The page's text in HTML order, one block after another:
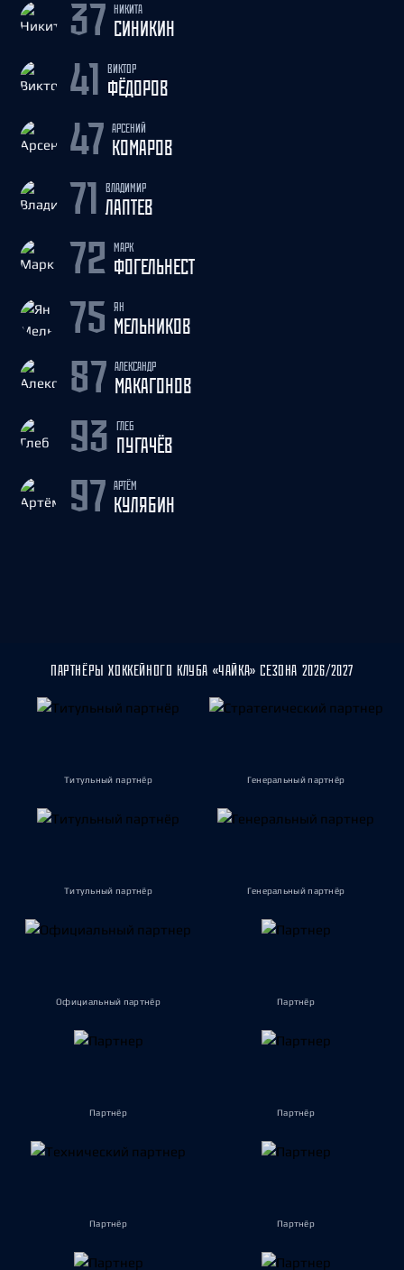
37 НИКИТА
СИНИКИН
41 ВИКТОР
ФЁДОРОВ
47 АРСЕНИЙ
КОМАРОВ
71 ВЛАДИМИР
ЛАПТЕВ
72 МАРК
ФОГЕЛЬНЕСТ
75 ЯН
МЕЛЬНИКОВ
87 АЛЕКСАНДР
МАКАГОНОВ
93 ГЛЕБ
ПУГАЧЁВ
97 АРТЁМ
КУЛЯБИН
ПАРТНЁРЫ ХОККЕЙНОГО КЛУБА «ЧАЙКА» СЕЗОНА 2026/2027
Титульный партнёр Генеральный партнёр
Титульный партнёр Генеральный партнёр
Официальный партнёр Партнёр
Партнёр Партнёр
Партнёр Партнёр